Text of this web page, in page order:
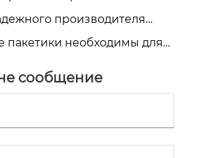
пакеты и
кофейные пакеты
производителя
в Китае
пакетики необходимы для
сообщение